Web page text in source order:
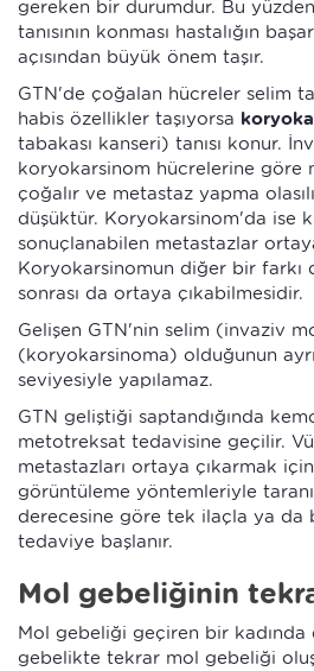
gereken bir durumdur. Bu
tanısının konması hastalığın
açısından büyük önem taşır.
GTN'de çoğalan hücreler selim
habis özellikler taşıyorsa
tabakası kanseri) tanısı konur.
koryokarsinom hücrelerine göre
çoğalır ve metastaz yapma
düşüktür. Koryokarsinom'da ise
sonuçlanabilen metastazlar
Koryokarsinomun diğer bir farkı
sonrası da ortaya çıkabilmesidir.
Gelişen GTN'nin selim (invaziv
(koryokarsinoma) olduğunun
seviyesiyle yapılamaz.
GTN geliştiği saptandığında
metotreksat tedavisine geçilir.
metastazları ortaya çıkarmak
görüntüleme yöntemleriyle
derecesine göre tek ilaçla ya da
tedaviye başlanır.
Mol gebeliğinin
Mol gebeliği geçiren bir kadında
gebelikte tekrar mol gebeliği